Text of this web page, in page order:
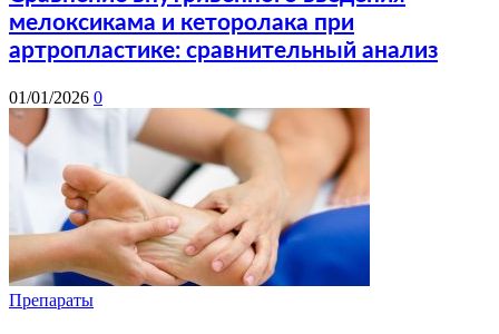
мелоксикама и кеторолака при
артропластике: сравнительный анализ
01/01/2026 0
Препараты